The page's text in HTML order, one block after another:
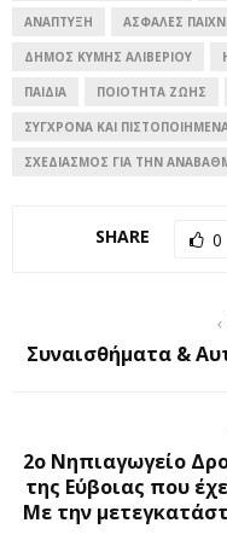
ΑΝΑΠΤΥΞΗ ΑΣΦΑΛΈΣ
ΔΉΜΟΣ ΚΎΜΗΣ ΑΛΙΒΕΡΊΟΥ
ΠΑΙΔΙΆ ΠΟΙΌΤΗΤΑ ΖΩΉΣ
ΣΎΓΧΡΟΝΑ ΚΑΙ
ΣΧΕΔΙΑΣΜΌΣ ΓΙΑ ΤΗΝ
SHARE 0
Συναισθήματα &
2ο Νηπιαγωγείο
της Εύβοιας που
Με την